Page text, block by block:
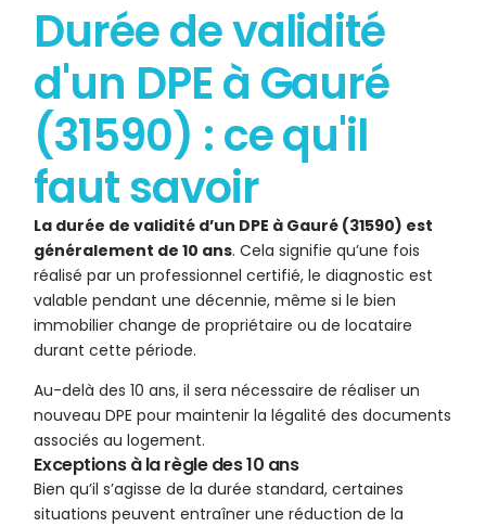
Durée de validité
d'un DPE à Gauré
(31590) : ce qu'il
faut savoir
La durée de validité d’un DPE à Gauré (31590) est
généralement de 10 ans. Cela signifie qu’une fois
réalisé par un professionnel certifié, le diagnostic est
valable pendant une décennie, même si le bien
immobilier change de propriétaire ou de locataire
durant cette période.
Au-delà des 10 ans, il sera nécessaire de réaliser un
nouveau DPE pour maintenir la légalité des documents
associés au logement.
Exceptions à la règle des 10 ans
Bien qu’il s’agisse de la durée standard, certaines
situations peuvent entraîner une réduction de la